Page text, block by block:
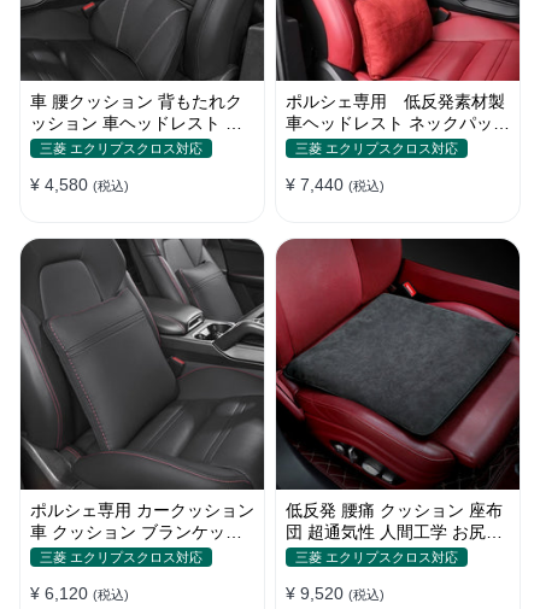
車 腰クッション 背もたれク
ッション 車ヘッドレスト ネ
ックパッド 低反発 ファッシ
ート 通気性 調節可能
三菱 エクリプスクロス対応
¥ 4,580 (税込)
ポルシェ専用 低反発素材製
車ヘッドレスト ネックパッド
洗濯可 調節可能 車用腰枕 ネ
り付け簡単
三菱 エクリプスクロス対応
¥ 7,440 (税込)
ポルシェ専用 カークッション
車 クッション ブランケット
最新型 低反発 運転 通気性 健
スター ケイマン カイエン マ
三菱 エクリプスクロス対応
¥ 6,120 (税込)
低反発 腰痛 クッション 座布
団 超通気性 人間工学 お尻ク
ッション 骨盤サポート 蒸れ
三菱 エクリプスクロス対応
¥ 9,520 (税込)